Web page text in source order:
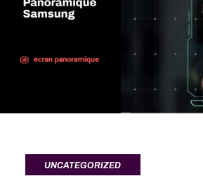
UNCATEGORIZED